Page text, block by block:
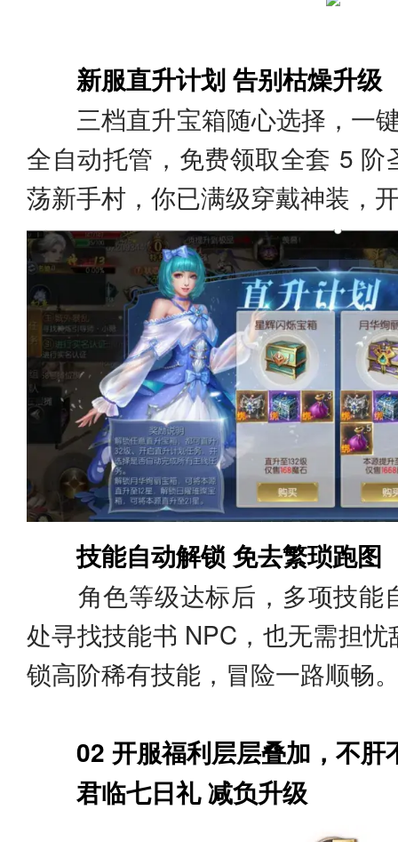
新服直升计划 告别枯燥升级
三档直升宝箱随心选择，一
全自动托管，免费领取全套 5 阶
荡新手村，你已满级穿戴神装，
技能自动解锁 免去繁琐跑图
角色等级达标后，多项技能
处寻找技能书 NPC，也无需担
锁高阶稀有技能，冒险一路顺畅
02 开服福利层层叠加，不肝
君临七日礼 减负升级